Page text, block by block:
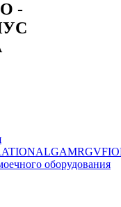
-
GAMRGV
оборудования